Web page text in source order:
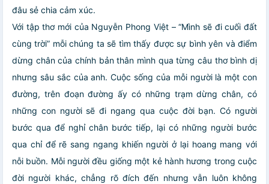
đâu sẻ chia cảm xúc.
Với tập thơ mới của Nguyễn Phong Việt – “Mình sẽ đi cuối đất
cùng trời” mỗi chúng ta sẽ tìm thấy được sự bình yên và điểm
dừng chân của chính bản thân mình qua từng câu thơ bình dị
nhưng sâu sắc của anh. Cuộc sống của mỗi người là một con
đường, trên đoạn đường ấy có những trạm dừng chân, có
những con người sẽ đi ngang qua cuộc đời bạn. Có người
bước qua để nghỉ chân bước tiếp, lại có những người bước
qua chỉ để rẽ sang ngang khiến người ở lại hoang mang với
nỗi buồn. Mỗi người đều giống một kẻ hành hương trong cuộc
đời người khác, chẳng rõ đích đến nhưng vẫn luôn không